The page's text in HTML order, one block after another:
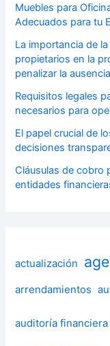
Muebles para
Adecuados para tu
La importancia de
propietarios en la
penalizar la
Requisitos legales
necesarios para
El papel crucial de
decisiones
Cláusulas de cobro
entidades
actualización
arrendamientos
auditoría financiera